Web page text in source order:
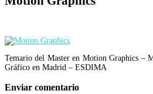
Temario del Master en Motion Graphics –
Gráfico en Madrid – ESDIMA
Enviar comentario